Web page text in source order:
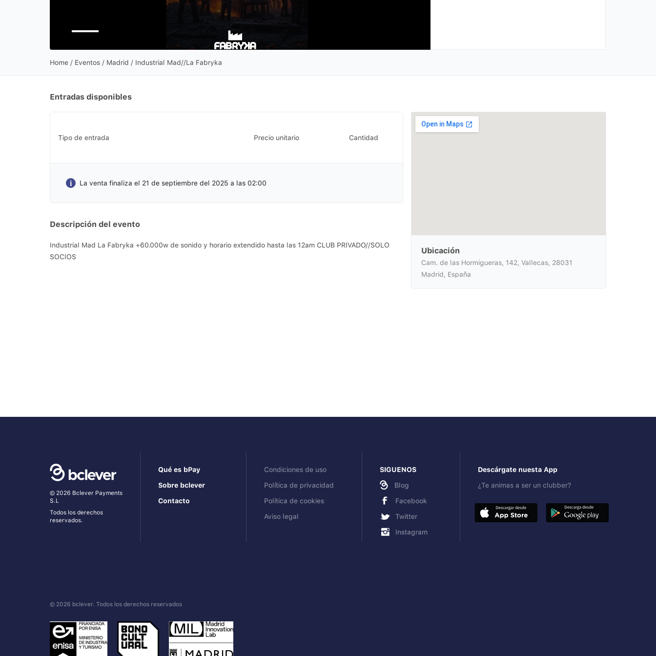
Home / Eventos / Madrid / Industrial Mad//La Fabryka
Entradas disponibles
Tipo de entrada Precio unitario Cantidad
La venta finaliza el 21 de septiembre del 2025 a las 02:00
Descripción del evento
Industrial Mad La Fabryka +60.000w de sonido y horario extendido hasta las 12am CLUB PRIVADO//SOLO
SOCIOS
Ubicación
Cam. de las Hormigueras, 142, Vallecas, 28031
Madrid, España
© 2026 Bclever Payments
S.L
Todos los derechos
reservados.
Qué es bPay
Sobre bclever
Contacto
Condiciones de uso
Política de privacidad
Política de cookies
Aviso legal
SIGUENOS
Blog
Facebook
Twitter
Instagram
Descárgate nuesta App
¿Te animas a ser un clubber?
© 2026 bclever. Todos los derechos reservados